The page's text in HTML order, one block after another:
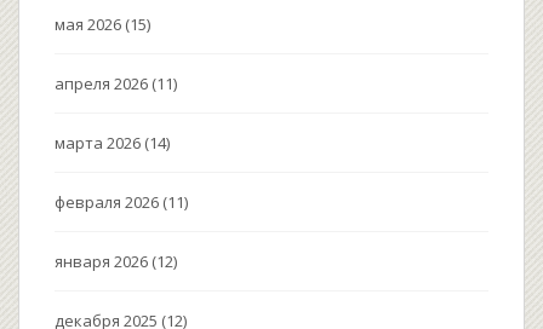
мая 2026 (15)
апреля 2026 (11)
марта 2026 (14)
февраля 2026 (11)
января 2026 (12)
декабря 2025 (12)